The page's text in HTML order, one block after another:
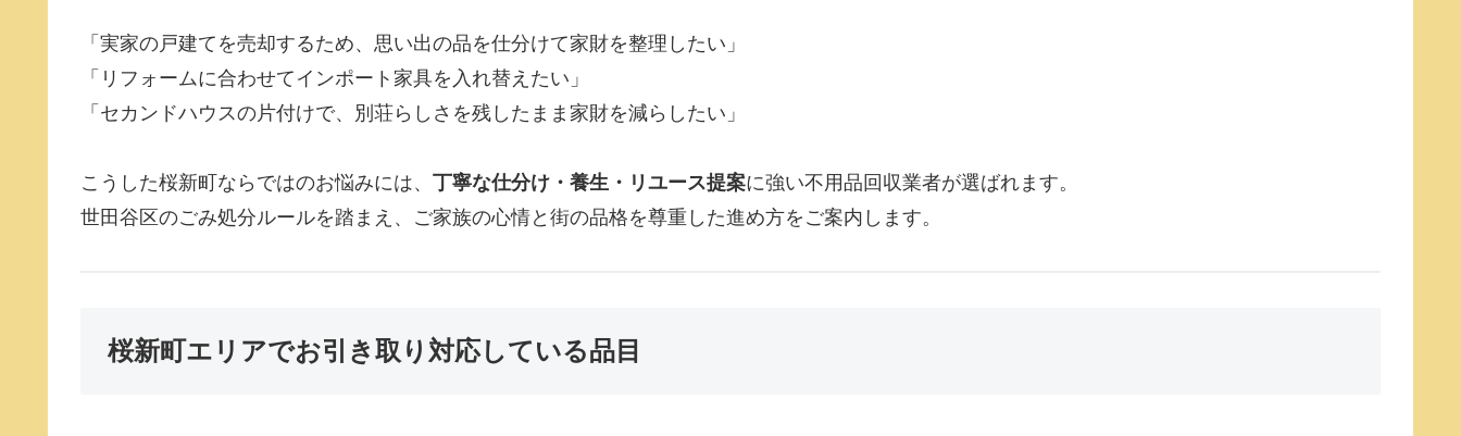
「実家の戸建てを売却するため、思い出の品を仕分けて家財を整理したい」
「リフォームに合わせてインポート家具を入れ替えたい」
「セカンドハウスの片付けで、別荘らしさを残したまま家財を減らしたい」
こうした桜新町ならではのお悩みには、 丁寧な仕分け・養生・リユース提案に強い不用品回収業者が選ばれます。
世田谷区のごみ処分ルールを踏まえ、ご家族の心情と街の品格を尊重した進め方をご案内します。
桜新町エリアでお引き取り対応している品目